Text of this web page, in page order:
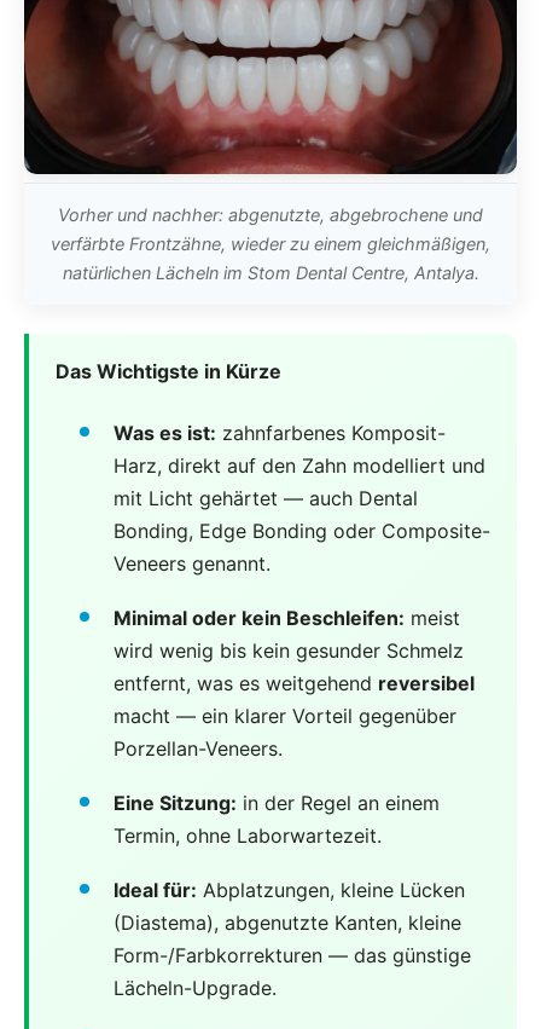
Vorher und nachher: abgenutzte, abgebrochene und
verfärbte Frontzähne, wieder zu einem gleichmäßigen,
natürlichen Lächeln im Stom Dental Centre, Antalya.
Das Wichtigste in Kürze
Was es ist: zahnfarbenes Komposit-
Harz, direkt auf den Zahn modelliert und
mit Licht gehärtet — auch Dental
Bonding, Edge Bonding oder Composite-
Veneers genannt.
Minimal oder kein Beschleifen: meist
wird wenig bis kein gesunder Schmelz
entfernt, was es weitgehend reversibel
macht — ein klarer Vorteil gegenüber
Porzellan-Veneers.
Eine Sitzung: in der Regel an einem
Termin, ohne Laborwartezeit.
Ideal für: Abplatzungen, kleine Lücken
(Diastema), abgenutzte Kanten, kleine
Form-/Farbkorrekturen — das günstige
Lächeln-Upgrade.